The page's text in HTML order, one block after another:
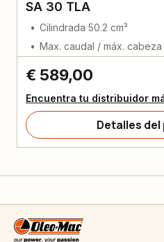
SA 30 TLA
Cilindrada 50.2 cm³
Max. caudal / máx.
€ 589,00
Encuentra tu distribuidor
Detalles